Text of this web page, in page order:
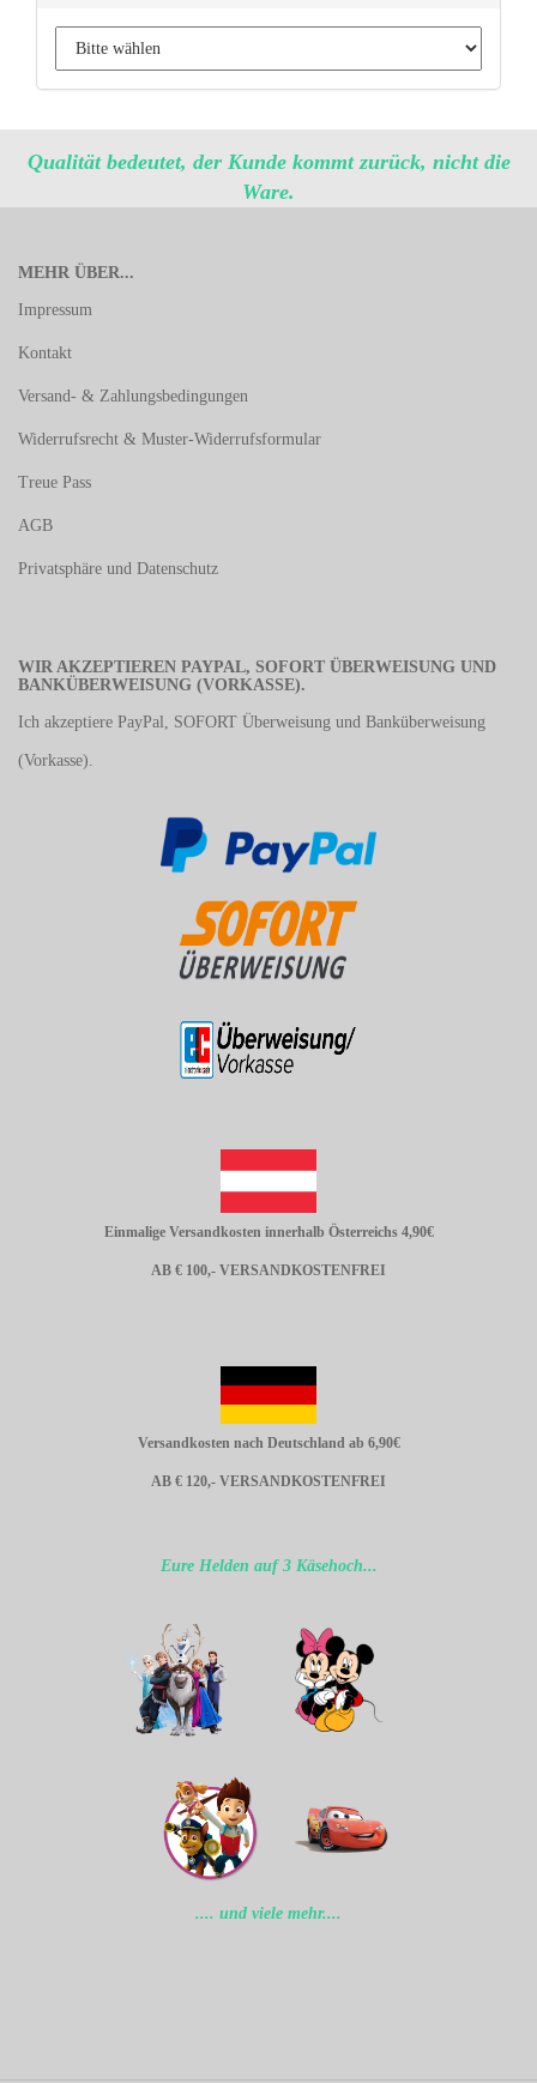
Qualität bedeutet, der Kunde kommt zurück, nicht die
Ware.
MEHR ÜBER...
Impressum
Kontakt
Versand- & Zahlungsbedingungen
Widerrufsrecht & Muster-Widerrufsformular
Treue Pass
AGB
Privatsphäre und Datenschutz
WIR AKZEPTIEREN PAYPAL, SOFORT ÜBERWEISUNG UND
BANKÜBERWEISUNG (VORKASSE).
Ich akzeptiere PayPal, SOFORT Überweisung und Banküberweisung
(Vorkasse).
Einmalige Versandkosten innerhalb Österreichs 4,90€
AB € 100,- VERSANDKOSTENFREI
Versandkosten nach Deutschland ab 6,90€
AB € 120,- VERSANDKOSTENFREI
Eure Helden auf 3 Käsehoch...
.... und viele mehr....